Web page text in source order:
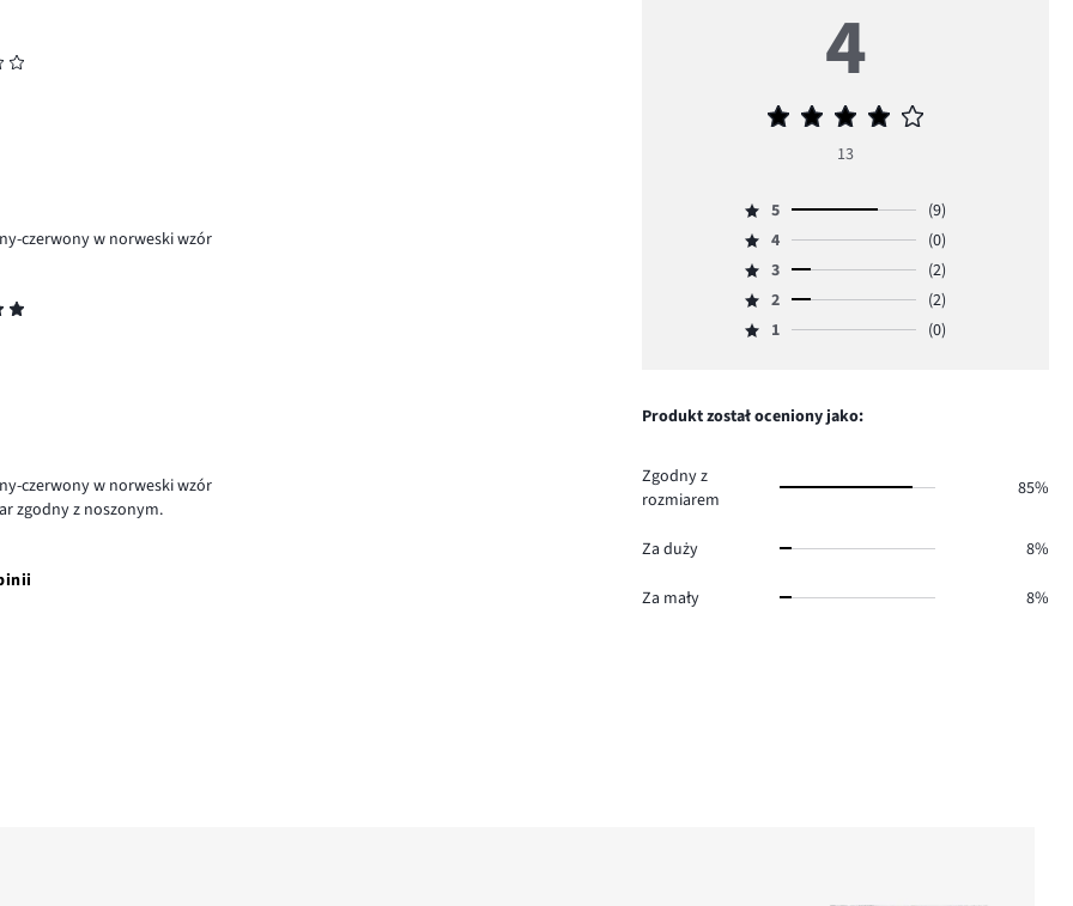
czerwony w norweski wzór
czerwony w norweski wzór
zgodny z noszonym.
4
Średnia
4
13
Ocena
5,
ilość
głosów
5
(9)
Ocena
4,
ilość
głosów
4
(0)
Ocena
3,
ilość
3
(2)
Ocena
2,
2.
2
(2)
Ocena
głosów
1 (0)
Produkt został oceniony jako:
Zgodny z
rozmiarem
85%
Za duży 8%
Za mały 8%